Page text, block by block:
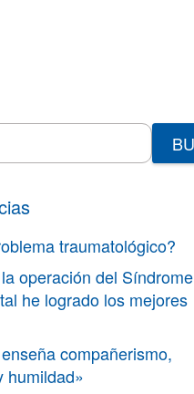
traumatológico?
operación del Síndrome
he logrado los mejores
compañerismo,
humildad»